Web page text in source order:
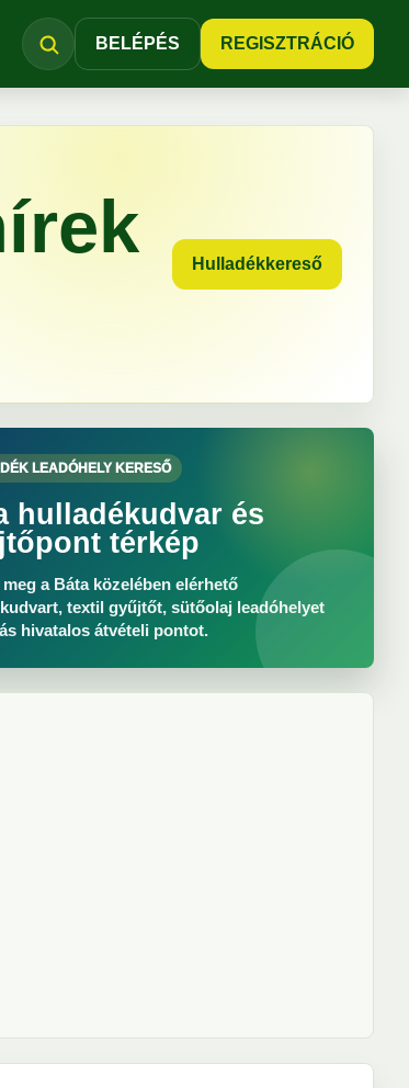
BELÉPÉS REGISZTRÁCIÓ
Hulladékkereső
LEADÓHELY KERESŐ
hulladékudvar és
térkép
a Báta közelében elérhető
textil gyűjtőt, sütőolaj leadóhelyet
hivatalos átvételi pontot.